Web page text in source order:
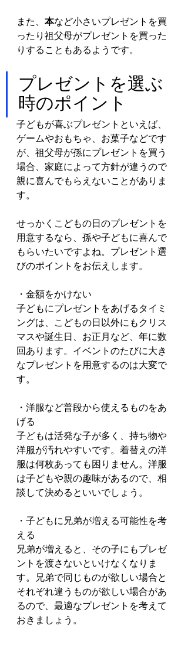
また、 本など小さいプレゼントを買
ったり祖父母がプレゼントを買った
りすることもあるようです。
プレゼントを選ぶ
時のポイント
子どもが喜ぶプレゼントといえば、
ゲームやおもちゃ、お菓子などです
が、祖父母が孫にプレゼントを買う
場合、家庭によって方針が違うので
親に喜んでもらえないことがありま
す。
せっかくこどもの日のプレゼントを
用意するなら、孫や子どもに喜んで
もらいたいですよね。プレゼント選
びのポイントをお伝えします。
・金額をかけない
子どもにプレゼントをあげるタイミ
ングは、こどもの日以外にもクリス
マスや誕生日、お正月など、年に数
回あります。イベントのたびに大き
なプレゼントを用意するのは大変で
す。
・洋服など普段から使えるものをあ
げる
子どもは活発な子が多く、持ち物や
洋服が汚れやすいです。着替えの洋
服は何枚あっても困りません。洋服
は子どもや親の趣味があるので、相
談して決めるといいでしょう。
・子どもに兄弟が増える可能性を考
える
兄弟が増えると、その子にもプレゼ
ントを渡さないといけなくなりま
す。兄弟で同じものが欲しい場合と
それぞれ違うものが欲しい場合があ
るので、最適なプレゼントを考えて
おきましょう。